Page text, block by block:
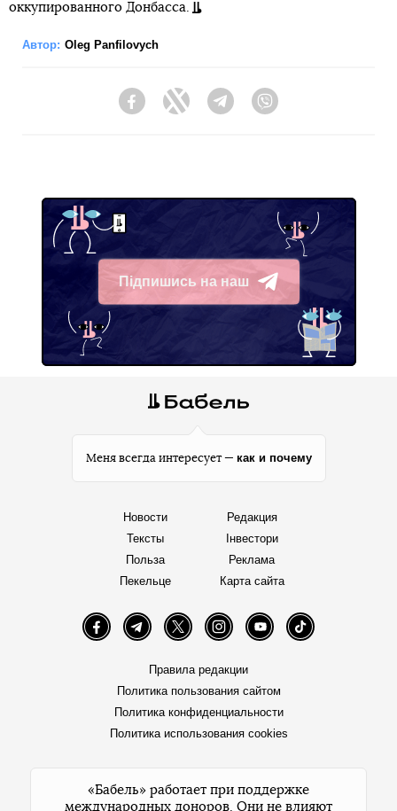
оккупированного Донбасса.
Автор: Oleg Panfilovych
FacebookTwitter Telegram
Підпишись на наш
Telegram
Меня всегда интересует — как и почему
Новости
Тексты
Польза
Пекельце
Редакция
Інвестори
Реклама
Карта сайта
FacebookTelegramTwitter InstagramYouTube TikTok
Правила редакции
Политика пользования сайтом
Политика конфиденциальности
Политика использования cookies
«Бабель» работает при поддержке
международных доноров. Они не влияют